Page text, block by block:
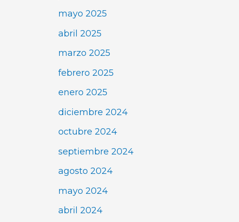
mayo 2025
abril 2025
marzo 2025
febrero 2025
enero 2025
diciembre 2024
octubre 2024
septiembre 2024
agosto 2024
mayo 2024
abril 2024